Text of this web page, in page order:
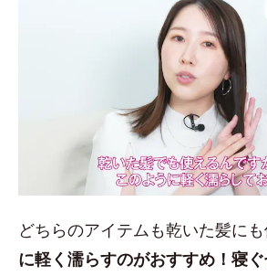
どちらのアイテムも乾いた髪にも
に軽く濡らすのがおすすめ！寝